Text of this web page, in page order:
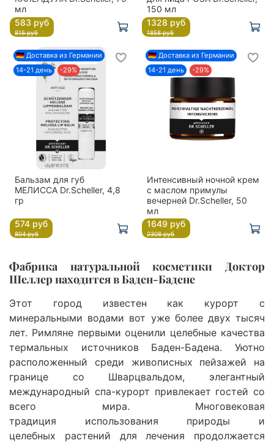
мл
583 руб
815 руб
150 мл
1328 руб
1858 руб
🇩🇪 Доставка из Германии
14-21 день
-29%
Бальзам для губ
МЕЛИССА Dr.Scheller, 4,8
гр
574 руб
804 руб
🇩🇪 Доставка из Германии
14-21 день
-29%
Интенсивный ночной крем
с маслом примулы
вечерней Dr.Scheller, 50
мл
1649 руб
2308 руб
Фабрика натуральной косметики Доктор
Шеллер находится в Баден-Бадене
Этот город известен как курорт с
минеральными водами вот уже более двух тысяч
лет. Римляне первыми оценили целебные качества
термальных источников Баден-Бадена. Уютно
расположенный среди живописных пейзажей на
границе со Шварцвальдом, элегантный
международный спа-курорт привлекает гостей со
всего мира. Многовековая
традиция использования природы и
целебных растений для лечения продолжается